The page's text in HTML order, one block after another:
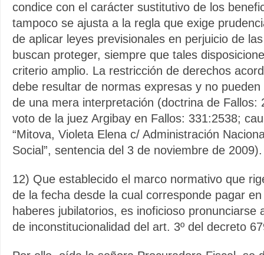
condice con el carácter sustitutivo de los
tampoco se ajusta a la regla que exige
de aplicar leyes previsionales en perjuicio de
buscan proteger, siempre que tales
criterio amplio. La restricción de derechos
debe resultar de normas expresas y no
de una mera interpretación (doctrina de Fallos:
voto de la juez Argibay en Fallos: 331:2538;
“Mitova, Violeta Elena c/ Administración
Social”, sentencia del 3 de noviembre de 2009).
12) Que establecido el marco normativo que
de la fecha desde la cual corresponde pagar
haberes jubilatorios, es inoficioso pronunciarse
de inconstitucionalidad del art. 3º del decreto